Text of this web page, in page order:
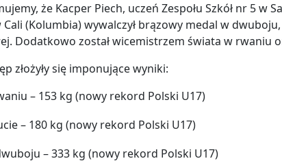
że Kacper Piech, uczeń Zespołu Szkół nr 5 w
(Kolumbia) wywalczył brązowy medal w
Dodatkowo został wicemistrzem świata w rwaniu
złożyły się imponujące wyniki:
– 153 kg (nowy rekord Polski U17)
– 180 kg (nowy rekord Polski U17)
– 333 kg (nowy rekord Polski U17)